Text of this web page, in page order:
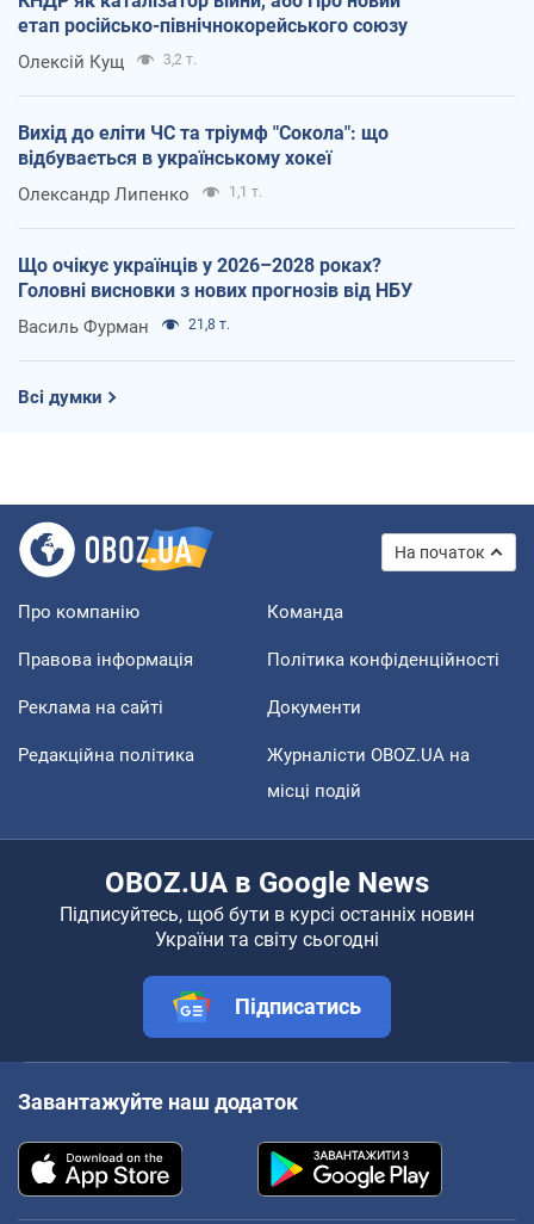
етап російсько-північнокорейського союзу
Олексій Кущ 3,2 т.
Вихід до еліти ЧС та тріумф "Сокола": що
відбувається в українському хокеї
Олександр Липенко 1,1 т.
Що очікує українців у 2026–2028 роках?
Головні висновки з нових прогнозів від НБУ
Василь Фурман 21,8 т.
Всі думки
На початок
Про компанію Команда
Правова інформація Політика конфіденційності
Реклама на сайті Документи
Редакційна політика
Журналісти OBOZ.UA на
місці подій
OBOZ.UA в Google News
Підписуйтесь, щоб бути в курсі останніх новин
України та світу сьогодні
Підписатись
Завантажуйте наш додаток